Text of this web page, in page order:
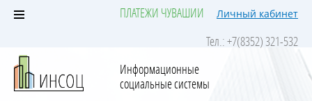
ПЛАТЕЖИ ЧУВАШИИ Личный кабинет
Тел.: +7(8352) 321-532
Информационные
социальные системы